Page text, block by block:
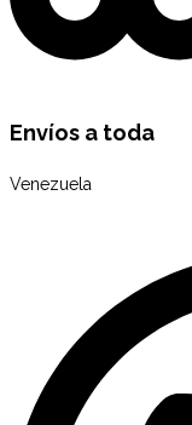
Envíos a toda
Venezuela